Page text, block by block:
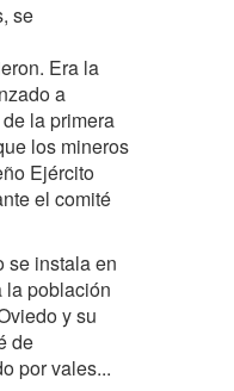
se
Era la
a
la primera
los mineros
Ejército
el comité
se instala en
la población
y su
de
por vales...